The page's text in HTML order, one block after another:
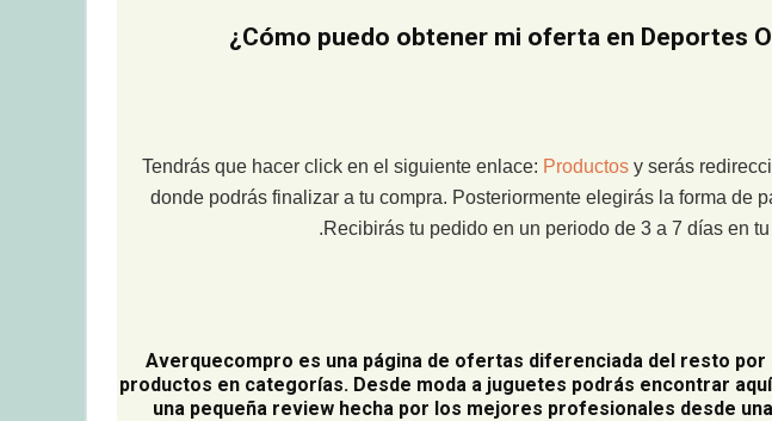
¿Cómo puedo obtener mi oferta en Deportes
Tendrás que hacer click en el siguiente enlace: Productos y serás
donde podrás finalizar a tu compra. Posteriormente elegirás la forma de
.Recibirás tu pedido en un periodo de 3 a 7 días en
Averquecompro es una página de ofertas diferenciada del resto por
productos en categorías. Desde moda a juguetes podrás encontrar
una pequeña review hecha por los mejores profesionales desde